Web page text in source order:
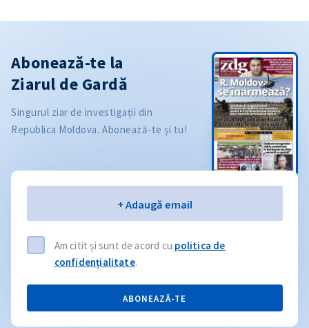
Abonează-te la
Ziarul de Gardă
Singurul ziar de investigații din
Republica Moldova. Abonează-te și tu!
+ Adaugă email
Am citit și sunt de acord cu politica de
confidențialitate.
ABONEAZĂ-TE